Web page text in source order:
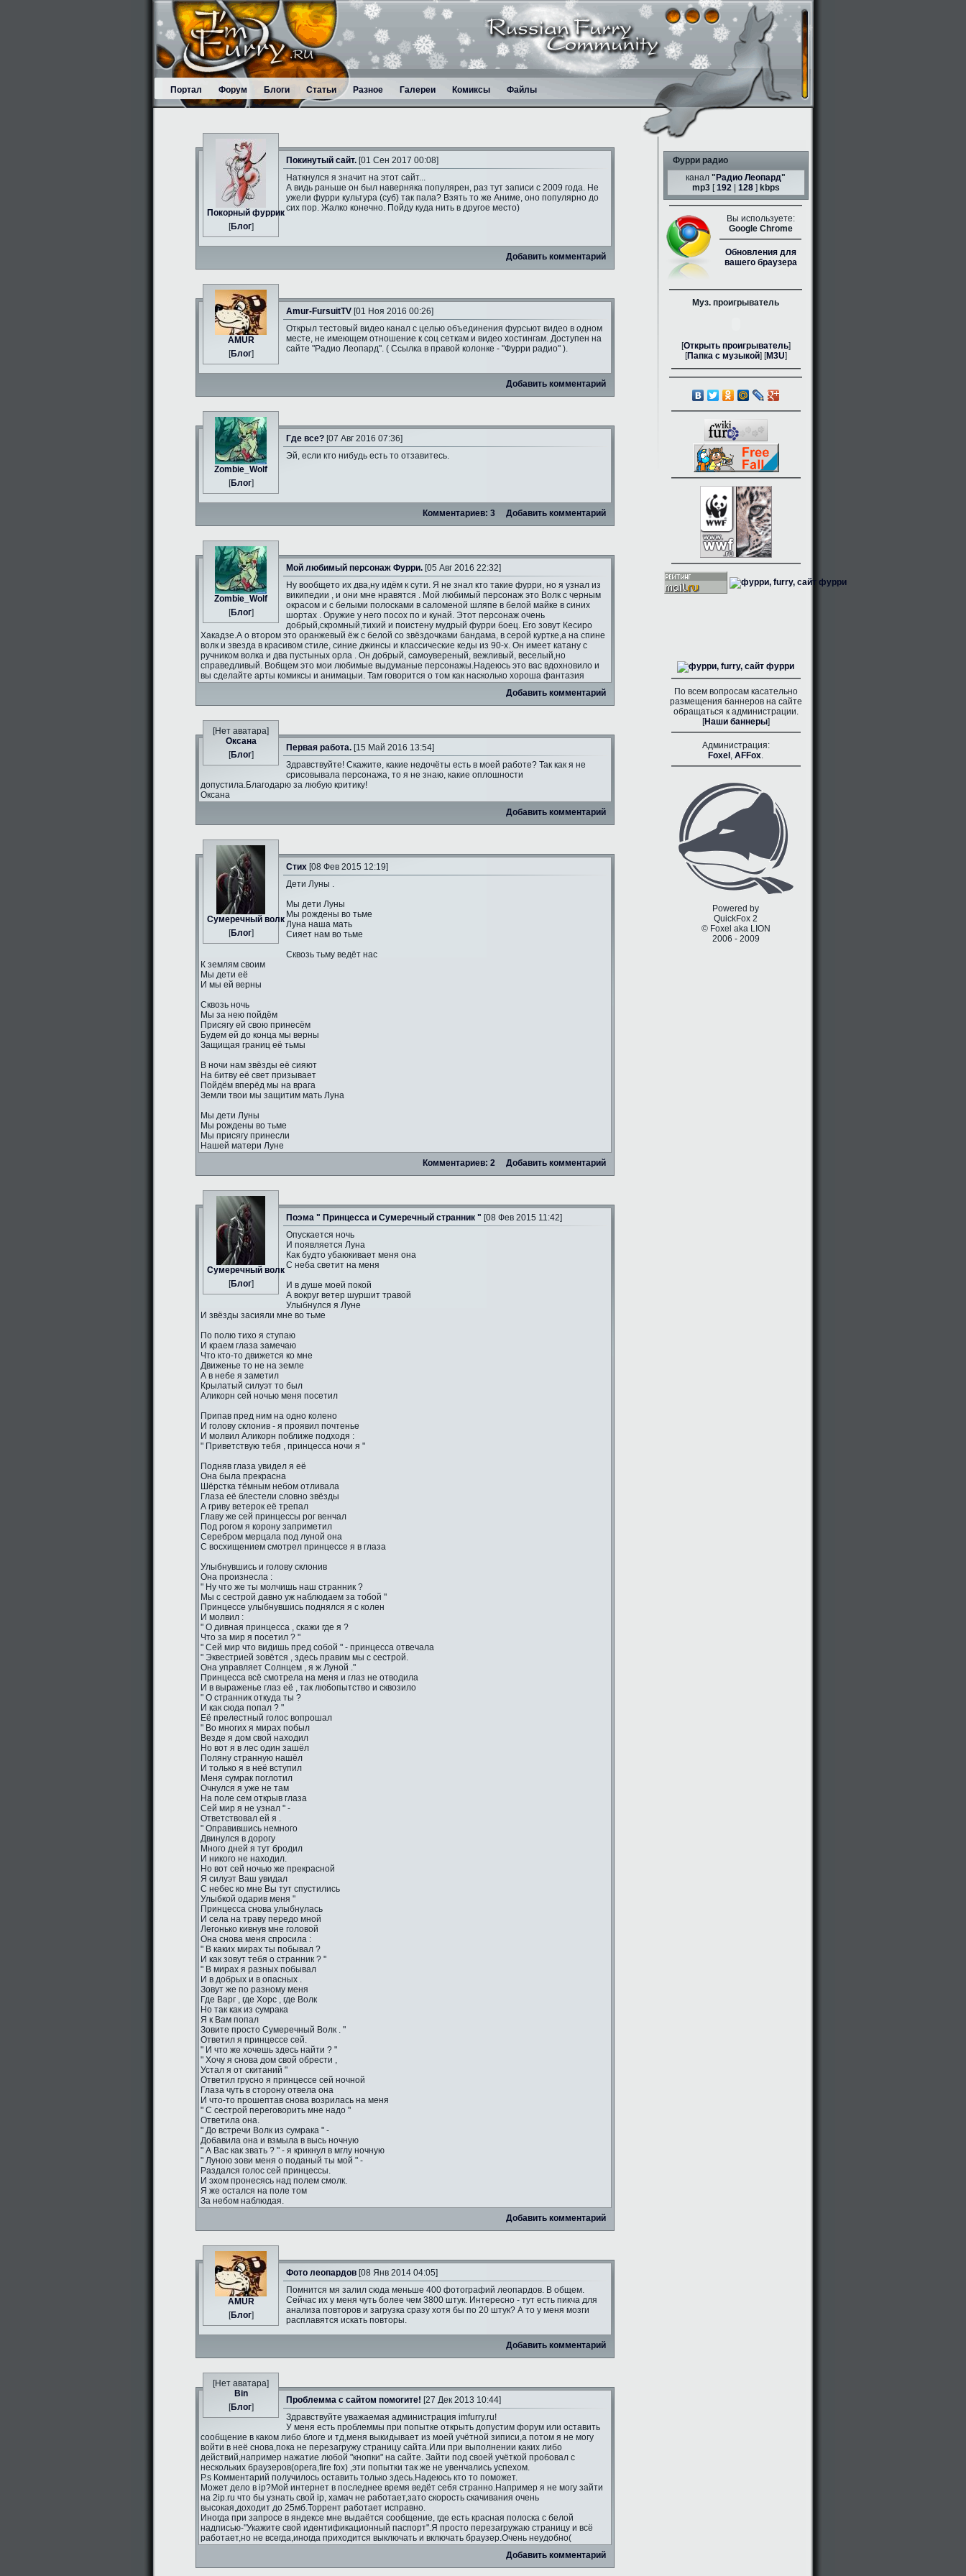
Портал Форум Блоги Статьи Разное Галереи Комиксы Файлы
Пoкорный фуррик
[Блог]
Покинутый сайт. [01 Сен 2017 00:08]
Наткнулся я значит на этот сайт...
А видь раньше он был наверняка популярен, раз тут записи с 2009 года. Не
ужели фурри культура (суб) так пала? Взять то же Аниме, оно популярно до
сих пор. Жалко конечно. Пойду куда нить в другое место)
Добавить комментарий
AMUR
[Блог]
Amur-FursuitTV [01 Ноя 2016 00:26]
Открыл тестовый видео канал с целью объединения фурсьют видео в одном
месте, не имеющем отношение к соц сеткам и видео хостингам. Доступен на
сайте "Радио Леопард". ( Ссылка в правой колонке - "Фурри радио" ).
Добавить комментарий
Zombie_Wolf
[Блог]
Где все? [07 Авг 2016 07:36]
Эй, если кто нибудь есть то отзавитесь.
Комментариев: 3 Добавить комментарий
Zombie_Wolf
[Блог]
Мой любимый персонаж Фурри. [05 Авг 2016 22:32]
Ну вообщето их два,ну идём к сути. Я не знал кто такие фурри, но я узнал из
википедии , и они мне нравятся . Мой любимый персонаж это Волк с черным
окрасом и с белыми полосками в саломеной шляпе в белой майке в синих
шортах . Оружие у него посох по и кунай. Этот персонаж очень
добрый,скромный,тихий и поистену мудрый фурри боец. Его зовут Кесиро
Хакадзе.А о втором это оранжевый ёж с белой со звёздочками бандама, в серой куртке,а на спине
волк и звезда в красивом стиле, синие джинсы и классические кеды из 90-х. Он имеет катану с
ручником волка и два пустыных орла . Он добрый, самоувереный, вежливый, веселый,но
справедливый. Вобщем это мои любимые выдуманые персонажы.Надеюсь это вас вдохновило и
вы сделайте арты комиксы и анимацыи. Там говорится о том как насколько хороша фантазия
Добавить комментарий
[Нет аватара]
Оксана
[Блог]
Первая работа. [15 Май 2016 13:54]
Здравствуйте! Скажите, какие недочёты есть в моей работе? Так как я не
срисовывала персонажа, то я не знаю, какие оплошности
допустила.Благодарю за любую критику!
Оксана
Добавить комментарий
Сумеречный волк
[Блог]
Стих [08 Фев 2015 12:19]
Дети Луны .
Мы дети Луны
Мы рождены во тьме
Луна наша мать
Сияет нам во тьме
Сквозь тьму ведёт нас
К землям своим
Мы дети её
И мы ей верны
Сквозь ночь
Мы за нею пойдём
Присягу ей свою принесём
Будем ей до конца мы верны
Защищая границ её тьмы
В ночи нам звёзды её сияют
На битву её свет призывает
Пойдём вперёд мы на врага
Земли твои мы защитим мать Луна
Мы дети Луны
Мы рождены во тьме
Мы присягу принесли
Нашей матери Луне
Комментариев: 2
Добавить комментарий
Сумеречный волк
[Блог]
Поэма " Принцесса и Сумеречный странник " [08 Фев 2015 11:42]
Опускается ночь
И появляется Луна
Как будто убаюкивает меня она
С неба светит на меня
И в душе моей покой
А вокруг ветер шуршит травой
Улыбнулся я Луне
И звёзды засияли мне во тьме
По полю тихо я ступаю
И краем глаза замечаю
Что кто-то движется ко мне
Движенье то не на земле
А в небе я заметил
Крылатый силуэт то был
Аликорн сей ночью меня посетил
Припав пред ним на одно колено
И голову склонив - я проявил почтенье
И молвил Аликорн поближе подходя :
" Приветствую тебя , принцесса ночи я "
Подняв глаза увидел я её
Она была прекрасна
Шёрстка тёмным небом отливала
Глаза её блестели словно звёзды
А гриву ветерок её трепал
Главу же сей принцессы рог венчал
Под рогом я корону заприметил
Серебром мерцала под луной она
С восхищением смотрел принцессе я в глаза
Улыбнувшись и голову склонив
Она произнесла :
" Ну что же ты молчишь наш странник ?
Мы с сестрой давно уж наблюдаем за тобой "
Принцессе улыбнувшись поднялся я с колен
И молвил :
" О дивная принцесса , скажи где я ?
Что за мир я посетил ? "
" Сей мир что видишь пред собой " - принцесса отвечала
" Эквестрией зовётся , здесь правим мы с сестрой.
Она управляет Солнцем , я ж Луной ."
Принцесса всё смотрела на меня и глаз не отводила
И в выраженье глаз её , так любопытство и сквозило
" О странник откуда ты ?
И как сюда попал ? "
Её прелестный голос вопрошал
" Во многих я мирах побыл
Везде я дом свой находил
Но вот я в лес один зашёл
Поляну странную нашёл
И только я в неё вступил
Меня сумрак поглотил
Очнулся я уже не там
На поле сем открыв глаза
Сей мир я не узнал " -
Ответствовал ей я .
" Оправившись немного
Двинулся в дорогу
Много дней я тут бродил
И никого не находил.
Но вот сей ночью же прекрасной
Я силуэт Ваш увидал
С небес ко мне Вы тут спустились
Улыбкой одарив меня "
Принцесса снова улыбнулась
И села на траву передо мной
Легонько кивнув мне головой
Она снова меня спросила :
" В каких мирах ты побывал ?
И как зовут тебя о странник ? "
" В мирах я разных побывал
И в добрых и в опасных .
Зовут же по разному меня
Где Варг , где Хорс , где Волк
Но так как из сумрака
Я к Вам попал
Зовите просто Сумеречный Волк . "
Ответил я принцессе сей.
" И что же хочешь здесь найти ? "
" Хочу я снова дом свой обрести ,
Устал я от скитаний "
Ответил грусно я принцессе сей ночной
Глаза чуть в сторону отвела она
И что-то прошептав снова возрилась на меня
" С сестрой переговорить мне надо "
Ответила она.
" До встречи Волк из сумрака " -
Добавила она и взмыла в высь ночную
" А Вас как звать ? " - я крикнул в мглу ночную
" Луною зови меня о поданый ты мой " -
Раздался голос сей принцессы.
И эхом пронесясь над полем смолк.
Я же остался на поле том
За небом наблюдая.
Добавить комментарий
AMUR
[Блог]
Фото леопардов [08 Янв 2014 04:05]
Помнится мя залил сюда меньше 400 фотографий леопардов. В общем.
Сейчас их у меня чуть более чем 3800 штук. Интересно - тут есть пикча для
анализа повторов и загрузка сразу хотя бы по 20 штук? А то у меня мозги
расплавятся искать повторы.
Добавить комментарий
[Нет аватара]
Bin
[Блог]
Проблемма с сайтом помогите! [27 Дек 2013 10:44]
Здравствуйте уважаемая администрация imfurry.ru!
У меня есть проблеммы при попытке открыть допустим форум или оставить
сообщение в каком либо блоге и тд,меня выкидывает из моей учётной зиписи,а потом я не могу
войти в неё снова,пока не перезагружу страницу сайта.Или при выполнении каких либо
действий,например нажатие любой "кнопки" на сайте. Зайти под своей учёткой пробовал с
нескольких браузеров(opera,fire fox) ,эти попытки так же не увенчались успехом.
P.s Комментарий получилось оставить только здесь.Надеюсь кто то поможет.
Может дело в ip?Мой интернет в последнее время ведёт себя странно.Например я не могу зайти
на 2ip.ru что бы узнать свой ip, хамач не работает,зато скорость скачивания очень
высокая,доходит до 25мб.Торрент работает исправно.
Иногда при запросе в яндексе мне выдаётся сообщение, где есть красная полоска с белой
надписью-"Укажите свой идентификационный паспорт".Я просто перезагружаю страницу и всё
работает,но не всегда,иногда приходится выключать и включать браузер.Очень неудобно(
Добавить комментарий
Фурри радио
канал " Радио Леопард"
mp3[192| 128] kbps
Вы используете:
Google Chrome
Обновления для
вашего браузера
Муз. проигрыватель
[Открыть проигрыватель]
[Папка с музыкой] [M3U]
По всем вопросам касательно
размещения баннеров на сайте
обращаться к администрации.
[Наши баннеры]
Администрация:
Foxel , AFFox.
Powered by
QuickFox 2
© Foxel aka LION
2006 - 2009